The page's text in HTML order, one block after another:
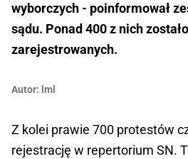
wyborczych - poinformował
sądu. Ponad 400 z nich
zarejestrowanych.
Autor: lml
Z kolei prawie 700 protestów
rejestrację w repertorium SN.